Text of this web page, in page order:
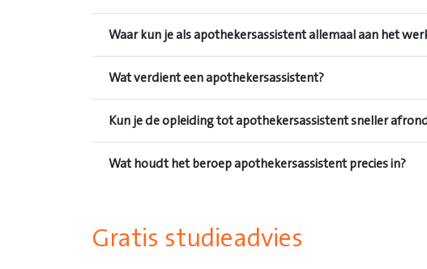
Waar kun je als apothekersassistent allemaal aan het
Wat verdient een apothekersassistent?
Kun je de opleiding tot apothekersassistent sneller
Wat houdt het beroep apothekersassistent precies in?
Gratis studieadvies